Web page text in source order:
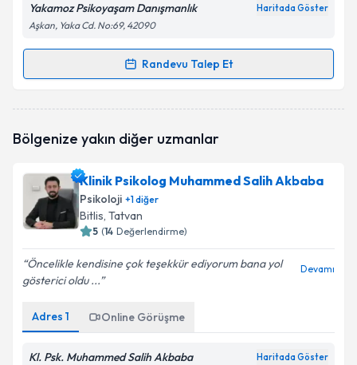
Kişisel verilerimin işlenmesine ilişkin
Metni'ni okudum ve kişisel verilerimin belirtilen
kapsamda işlenmesini kabul ediyorum.
Takvim Talebini Gönder
Yakamoz Psikoyaşam Danışmanlık Haritada Göster
Aşkan, Yaka Cd. No:69, 42090
Randevu Talep Et
Randevu Takvimi Talebi
oluşturun. Size bu uzmandan randevu almanız için bir
E-posta Adresiniz
Kişisel verilerimin işlenmesine ilişkinAydınlatma
Metni
Takvim Talebini Gönder
Bölgenize yakın diğer uzmanlar
Klinik Psikolog Muhammed Salih Akbaba
Psikoloji +1diğer
Bitlis, Tatvan
5 (14 Değerlendirme)
Öncelikle kendisine çok teşekkür ediyorum bana yol
gösterici oldu ...
Devamı
Adres 1 Online Görüşme
Kl. Psk. Muhammed Salih Akbaba Haritada Göster